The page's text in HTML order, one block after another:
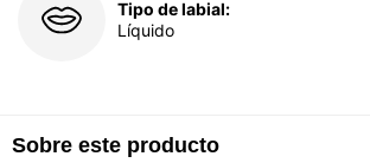
Tipo de labial:
Líquido
Sobre este producto